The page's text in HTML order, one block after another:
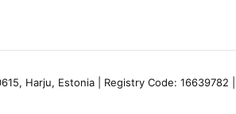
Harju, Estonia | Registry Code: 16639782 |